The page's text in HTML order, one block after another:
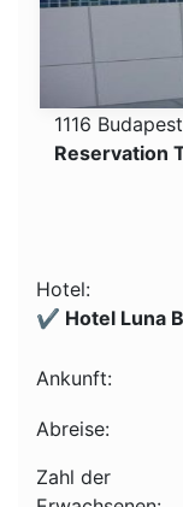
1116
Reservation
Hotel:
✔️ Hotel Luna
Ankunft:
Abreise:
Zahl der